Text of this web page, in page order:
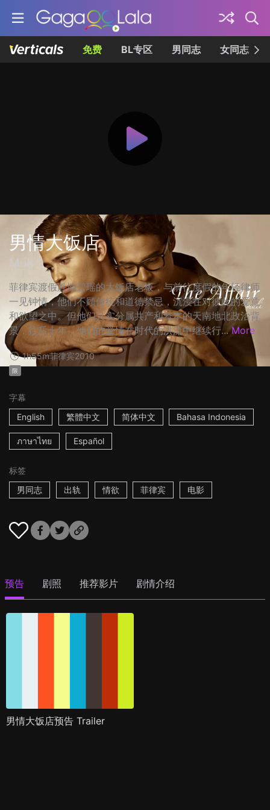
免费 BL专区 男同志 女同志
男情大饭店
Muli
菲律宾渡假胜地碧瑶的大饭店老板，与前往度假的年轻律师
一见钟情，他们不顾传统和道德禁忌，沉浸在对彼此的爱意
和欲望之中。但他们其实分属共产和资本的天南地北政治背
景，往后十年，他们的爱情在时代的洪流中继续行... More
1h55m菲律宾2010
限
字幕
English
繁體中文 简体中文 Bahasa Indonesia
ภาษาไทย Español
标签
男同志
出轨 情欲 菲律宾 电影
预告 剧照 推荐影片 剧情介绍
男情大饭店预告 Trailer